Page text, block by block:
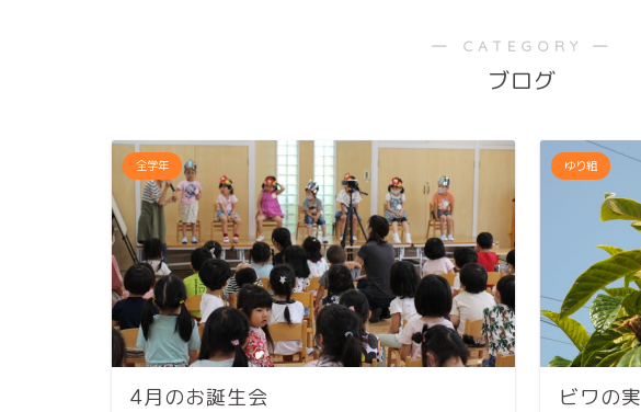
― CATEGORY ―
ブログ
全学年
4月のお誕生会
ゆり組
ビワの実